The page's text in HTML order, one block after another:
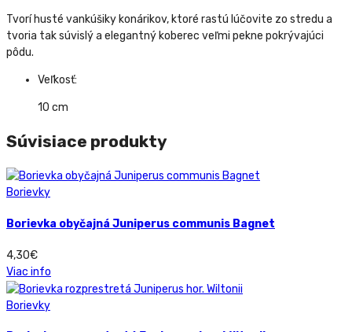
Tvorí husté vankúšiky konárikov, ktoré rastú lúčovite zo stredu a
tvoria tak súvislý a elegantný koberec veľmi pekne pokrývajúci
pôdu.
Veľkosť:
10 cm
Súvisiace produkty
Borievky
Borievka obyčajná Juniperus communis Bagnet
4,30€
Viac info
Borievky